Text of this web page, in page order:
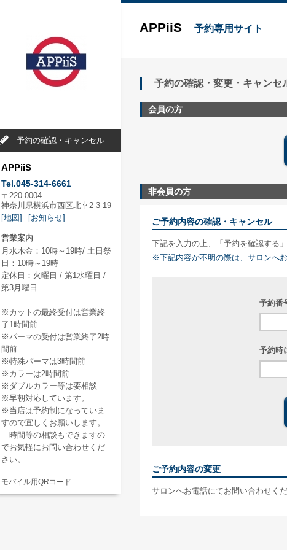
APPiiS 予約専用サイト
予約の確認・変更・キャンセ
会員の方
非会員の方
ご予約内容の確認・キャンセル
下記を入力の上、「予約を確認する
※下記内容が不明の際は、サロンへ
予約番
予約時
ご予約内容の変更
サロンへお電話にてお問い合わせくだ
予約の確認・キャンセル
APPiiS
Tel.045-314-6661
〒220-0004
神奈川県横浜市西区北幸2-3-19
[地図]
[お知らせ]
営業案内
月水木金：10時～19時/ 土日祭
日：10時～19時
定休日：火曜日 / 第1水曜日 /
第3月曜日
※カットの最終受付は営業終
了1時間前
※パーマの受付は営業終了2時
間前
※特殊パーマは3時間前
※カラーは2時間前
※ダブルカラー等は要相談
※早朝対応しています。
※当店は予約制になっていま
すので宜しくお願いします。
時間等の相談もできますの
でお気軽にお問い合わせくだ
さい。
モバイル用QRコード